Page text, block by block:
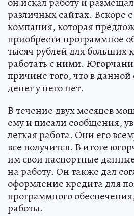
различных сайтах. Вскоре
компания, которая
приобрести программное
тысяч рублей для больших
работать с ними.
причине того, что в
денег у него нет.
В течение двух месяцев
ему и писали сообщения,
легкая работа. Они его
все получится. В итоге
им свои паспортные
на работу. Он также дал
оформление кредита для
программного
работы.